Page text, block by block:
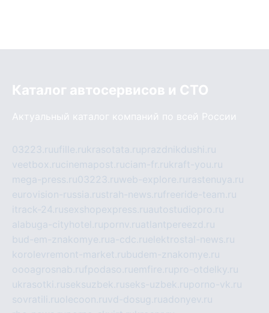
Каталог автосервисов и СТО
Актуальный каталог компаний по всей России
03223.ruufille.rukrasotata.ruprazdnikdushi.ru
veetbox.rucinemapost.ruciam-fr.rukraft-you.ru
mega-press.ru03223.ruweb-explore.ru rastenuya.ru
eurovision-russia.rustrah-news.rufreeride-team.ru
itrack-24.rusexshopexpress.ruautostudiopro.ru
alabuga-cityhotel.rupornv.ruatlantpereezd.ru
bud-em-znakomye.rua-cdc.ruelektrostal-news.ru
korolevremont-market.rubudem-znakomye.ru
oooagrosnab.rufpodaso.ruemfire.rupro-otdelky.ru
ukrasotki.ruseksuzbek.ruseks-uzbek.ruporno-vk.ru
sovratili.ruolecoon.ruvd-dosug.ruadonyev.ru